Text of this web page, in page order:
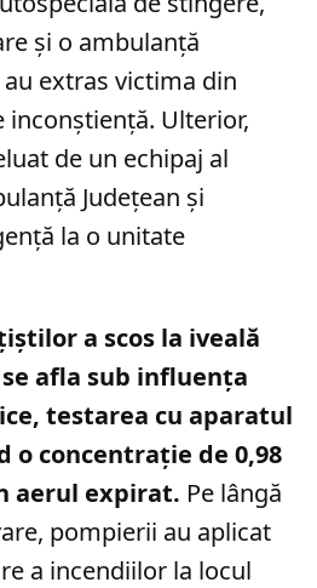
și o ambulanță
au extras victima din
inconștiență. Ulterior,
de un echipaj al
Județean și
la o unitate
a scos la iveală
afla sub influența
testarea cu aparatul
o concentrație de 0,98
aerul expirat. Pe lângă
pompierii au aplicat
a incendiilor la locul